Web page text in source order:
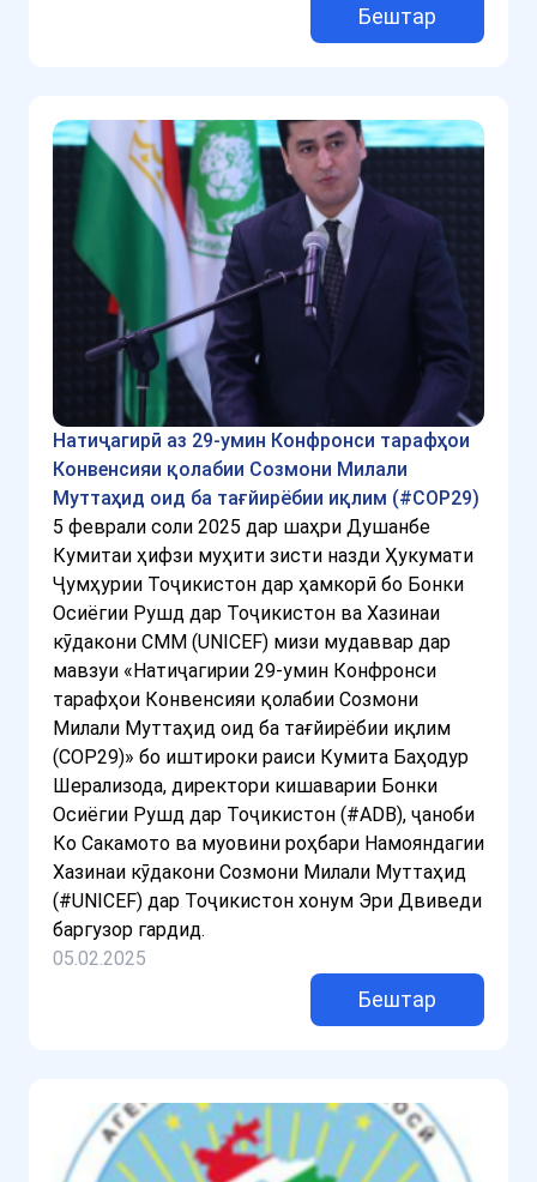
Бештар
Натиҷагирӣ аз 29-умин Конфронси тарафҳои
Конвенсияи қолабии Созмони Милали
Муттаҳид оид ба тағйирёбии иқлим (#COP29)
5 феврали соли 2025 дар шаҳри Душанбе
Кумитаи ҳифзи муҳити зисти назди Ҳукумати
Ҷумҳурии Тоҷикистон дар ҳамкорӣ бо Бонки
Осиёгии Рушд дар Тоҷикистон ва Хазинаи
кӯдакони СММ (UNICEF) мизи мудаввар дар
мавзуи «Натиҷагирии 29-умин Конфронси
тарафҳои Конвенсияи қолабии Созмони
Милали Муттаҳид оид ба тағйирёбии иқлим
(COP29)» бо иштироки раиси Кумита Баҳодур
Шерализода, директори кишаварии Бонки
Осиёгии Рушд дар Тоҷикистон (#ADB), ҷаноби
Ко Сакамото ва муовини роҳбари Намояндагии
Хазинаи кӯдакони Созмони Милали Муттаҳид
(#UNICEF) дар Тоҷикистон хонум Эри Двиведи
баргузор гардид.
05.02.2025
Бештар